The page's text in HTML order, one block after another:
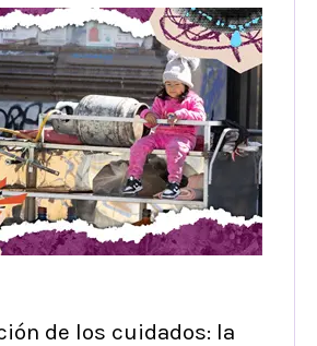
de los cuidados: la